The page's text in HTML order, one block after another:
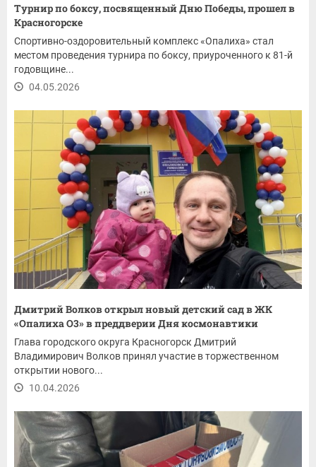
Турнир по боксу, посвященный Дню Победы, прошел в
Красногорске
Спортивно-оздоровительный комплекс «Опалиха» стал
местом проведения турнира по боксу, приуроченного к 81-й
годовщине...
04.05.2026
Дмитрий Волков открыл новый детский сад в ЖК
«Опалиха О3» в преддверии Дня космонавтики
Глава городского округа Красногорск Дмитрий
Владимирович Волков принял участие в торжественном
открытии нового...
10.04.2026